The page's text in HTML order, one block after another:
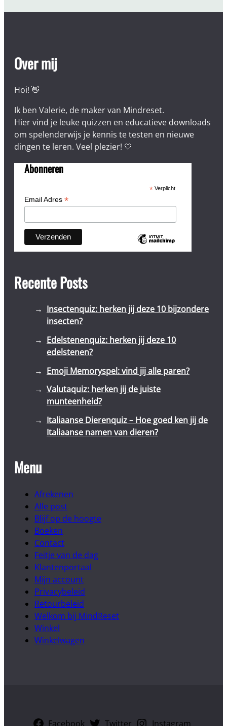
Over mij
Hoi! 👋
Ik ben Valerie, de maker van Mindreset.
Hier vind je leuke quizzen en educatieve downloads
om spelenderwijs je kennis te testen en nieuwe
dingen te leren. Veel plezier! 🤍
Abonneren
*Verplicht
Email Adres *
Recente Posts
Insectenquiz: herken jij deze 10 bijzondere
insecten?
Edelstenenquiz: herken jij deze 10
edelstenen?
Emoji Memoryspel: vind jij alle paren?
Valutaquiz: herken jij de juiste
munteenheid?
Italiaanse Dierenquiz – Hoe goed ken jij de
Italiaanse namen van dieren?
Menu
Afrekenen
Alle post
Blijf op de hoogte
Boeken
Contact
Feitje van de dag
Klantenportaal
Mijn account
Privacybeleid
Retourbeleid
Welkom bij MindReset
Winkel
Winkelwagen
Facebook Twitter Instagram